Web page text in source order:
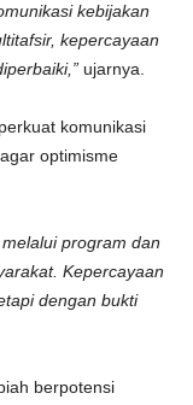
kebijakan
kepercayaan
ujarnya.
komunikasi
optimisme
program dan
Kepercayaan
dengan bukti
berpotensi